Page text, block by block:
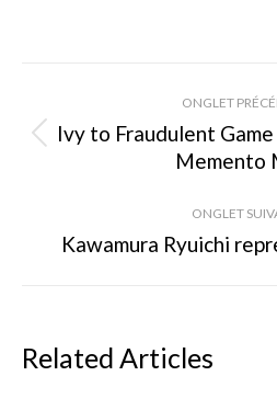
Navigation
de
commentaire
ONGLET
Ivy to Fraudulent
Memento
ONGLET
Kawamura Ryuichi
Related Articles